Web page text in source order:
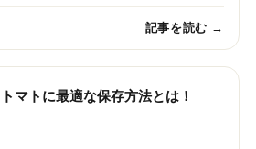
記事を読む →
トマトに最適な保存方法とは！